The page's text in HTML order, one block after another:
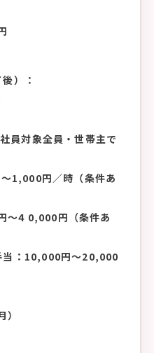
）：
員対象全員・世帯主で
1,000円／時（条件あ
〜4 0,000円（条件あ
当：10,000円〜20,000